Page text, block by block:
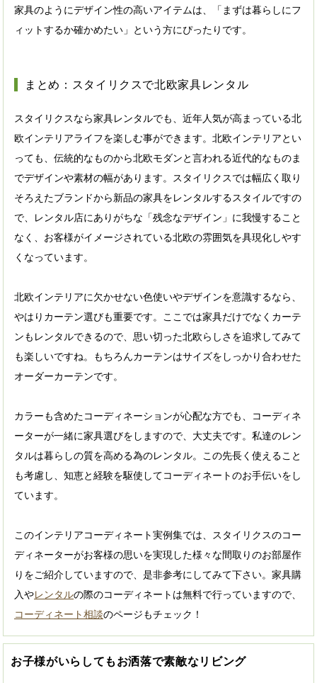
家具のようにデザイン性の高いアイテムは、「まずは暮らしにフ
ィットするか確かめたい」という方にぴったりです。
まとめ：スタイリクスで北欧家具レンタル
スタイリクスなら家具レンタルでも、近年人気が高まっている北
欧インテリアライフを楽しむ事ができます。北欧インテリアとい
っても、伝統的なものから北欧モダンと言われる近代的なものま
でデザインや素材の幅があります。スタイリクスでは幅広く取り
そろえたブランドから新品の家具をレンタルするスタイルですの
で、レンタル店にありがちな「残念なデザイン」に我慢すること
なく、お客様がイメージされている北欧の雰囲気を具現化しやす
くなっています。
北欧インテリアに欠かせない色使いやデザインを意識するなら、
やはりカーテン選びも重要です。ここでは家具だけでなくカーテ
ンもレンタルできるので、思い切った北欧らしさを追求してみて
も楽しいですね。もちろんカーテンはサイズをしっかり合わせた
オーダーカーテンです。
カラーも含めたコーディネーションが心配な方でも、コーディネ
ーターが一緒に家具選びをしますので、大丈夫です。私達のレン
タルは暮らしの質を高める為のレンタル。この先長く使えること
も考慮し、知恵と経験を駆使してコーディネートのお手伝いをし
ています。
このインテリアコーディネート実例集では、スタイリクスのコー
ディネーターがお客様の思いを実現した様々な間取りのお部屋作
りをご紹介していますので、是非参考にしてみて下さい。家具購
入やレンタルの際のコーディネートは無料で行っていますので、
コーディネート相談のページもチェック！
お子様がいらしてもお洒落で素敵なリビング